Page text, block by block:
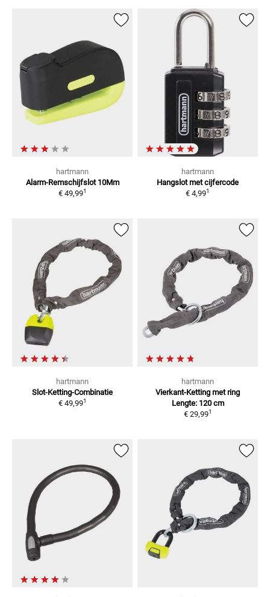
hartmann
Alarm-Remschijfslot 10Mm
€ 49,991
hartmann
Hangslot met cijfercode
€ 4,991
hartmann
Slot-Ketting-Combinatie
€ 49,991
hartmann
Vierkant-Ketting met ring
Lengte: 120 cm
€ 29,991